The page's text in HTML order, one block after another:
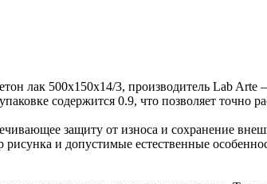
лак 500х150х14/3, производитель Lab
содержится 0.9, что позволяет точно
защиту от износа и сохранение
рисунка и допустимые естественные